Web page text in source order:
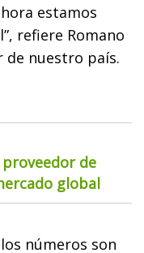
estamos
refiere Romano
nuestro país.
de
global
números son